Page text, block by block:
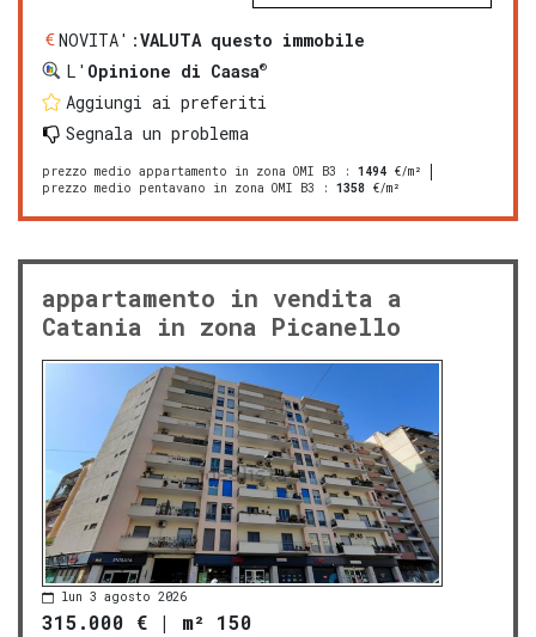
NOVITA':VALUTA questo immobile
L' Opinione di Caasa®
Aggiungi ai preferiti
Segnala un problema
prezzo medio appartamento in zona OMI B3 : 1494 €/m²
prezzo medio pentavano in zona OMI B3 : 1358 €/m²
appartamento in vendita a
Catania in zona Picanello
lun 3 agosto 2026
315.000 € | m² 150